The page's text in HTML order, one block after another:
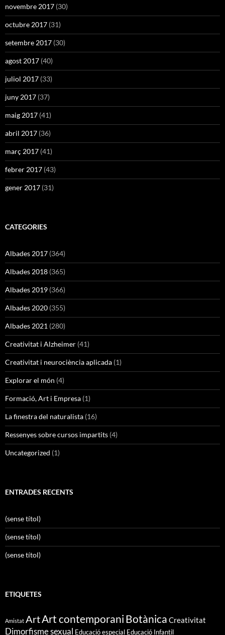
novembre 2017 (30)
octubre 2017 (31)
setembre 2017 (30)
agost 2017 (40)
juliol 2017 (33)
juny 2017 (37)
maig 2017 (41)
abril 2017 (36)
març 2017 (41)
febrer 2017 (43)
gener 2017 (31)
CATEGORIES
Albades 2017 (364)
Albades 2018 (365)
Albades 2019 (366)
Albades 2020 (355)
Albades 2021 (280)
Creativitat i Alzheimer (41)
Creativitat i neurociència aplicada (1)
Explorar el món (4)
Formació, Art i Empresa (1)
La finestra del naturalista (16)
Ressenyes sobre cursos impartits (4)
Uncategorized (1)
ENTRADES RECENTS
(sense títol)
(sense títol)
(sense títol)
ETIQUETES
Amistat ArtArt contemporaniBotànica Creativitat
Dimorfisme sexual Educació especial Educació Infantil